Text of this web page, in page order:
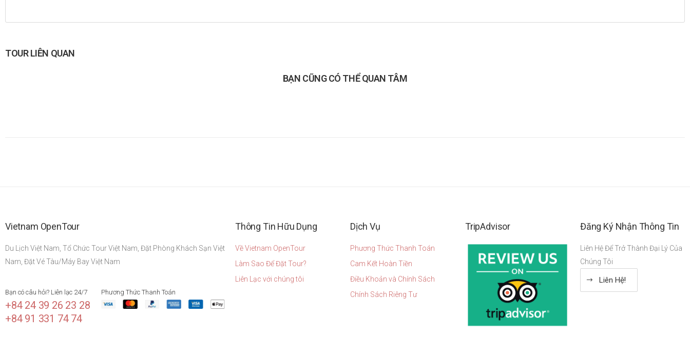
TOUR LIÊN QUAN
BẠN CŨNG CÓ THỂ QUAN TÂM
Vietnam OpenTour
Du Lịch Việt Nam, Tổ Chức Tour Việt Nam, Đặt Phòng Khách Sạn Việt
Nam, Đặt Vé Tàu/Máy Bay Việt Nam
Bạn có câu hỏi? Liên lạc 24/7
+84 24 39 26 23 28
+84 91 331 74 74
Phương Thức Thanh Toán
Thông Tin Hữu Dụng
Về Vietnam OpenTour
Làm Sao Để Đặt Tour?
Liên Lạc với chúng tôi
Dịch Vụ
Phương Thức Thanh Toán
Cam Kết Hoàn Tiền
Điều Khoản và Chính Sách
Chính Sách Riêng Tư
TripAdvisor Đăng Ký Nhận Thông Tin
Liên Hệ Để Trở Thành Đại Lý Của
Chúng Tôi
Liên Hệ!